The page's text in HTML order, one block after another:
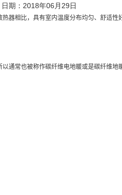
日期：2018年06月29日
比，具有室内温度分布均匀、舒适性好